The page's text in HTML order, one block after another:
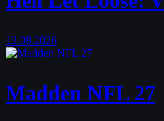
13.08.2026
Madden NFL 27